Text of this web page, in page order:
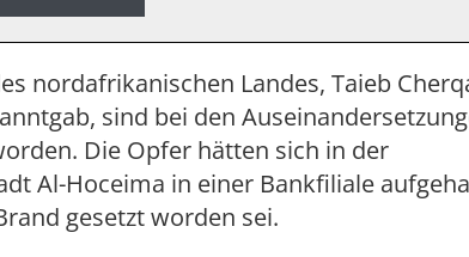
nordafrikanischen Landes, Taieb
sind bei den
Die Opfer hätten sich in der
Al-Hoceima in einer Bankfiliale
gesetzt worden sei.